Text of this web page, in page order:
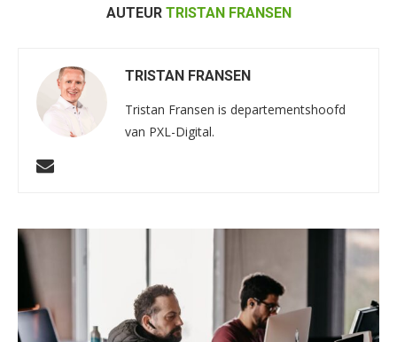
AUTEUR TRISTAN FRANSEN
TRISTAN FRANSEN
Tristan Fransen is departementshoofd
van PXL-Digital.